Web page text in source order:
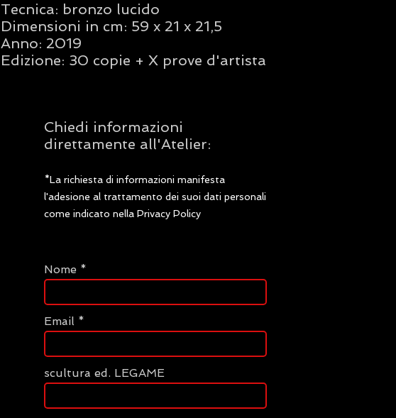
Tecnica: bronzo lucido
Dimensioni in cm: 59 x 21 x 21,5
Anno: 2019
Edizione: 30 copie + X prove d'artista
Chiedi informazioni
direttamente all'Atelier:
*La richiesta di informazioni manifesta
l'adesione al trattamento dei suoi dati personali
come indicato nella Privacy Policy
Nome
Email
scultura ed. LEGAME